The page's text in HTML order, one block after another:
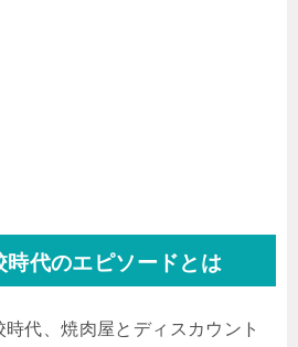
代のエピソードとは
代、焼肉屋とディスカウント